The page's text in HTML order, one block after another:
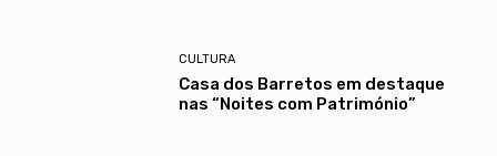
CULTURA
Casa dos Barretos em destaque
nas “Noites com Património”